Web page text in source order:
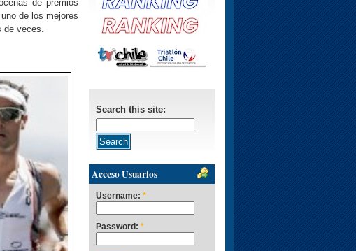
de premios
de los mejores
de veces.
Search this site:
Acceso Usuarios
Username: *
Password: *